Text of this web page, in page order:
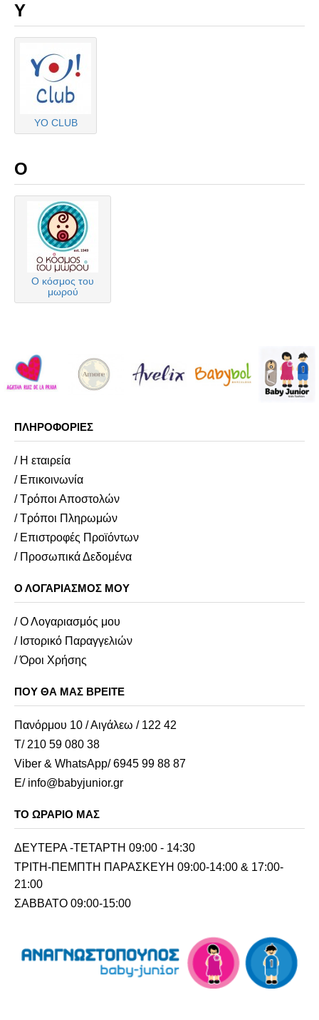
Y
YO CLUB
Ο
Ο κόσμος του
μωρού
ΠΛΗΡΟΦΟΡΊΕΣ
/ Η εταιρεία
/ Επικοινωνία
/ Τρόποι Αποστολών
/ Τρόποι Πληρωμών
/ Επιστροφές Προϊόντων
/ Προσωπικά Δεδομένα
Ο ΛΟΓΑΡΙΑΣΜΌΣ ΜΟΥ
/ Ο Λογαριασμός μου
/ Ιστορικό Παραγγελιών
/ Όροι Χρήσης
ΠΟΥ ΘΑ ΜΑΣ ΒΡΕΊΤΕ
Πανόρμου 10 / Αιγάλεω / 122 42
Τ/ 210 59 080 38
Viber & WhatsApp/ 6945 99 88 87
E/ info@babyjunior.gr
ΤΟ ΩΡΆΡΙΟ ΜΑΣ
ΔΕΥΤΕΡΑ -ΤΕΤΑΡΤΗ 09:00 - 14:30
ΤΡΙΤΗ-ΠΕΜΠΤΗ ΠΑΡΑΣΚΕΥΗ 09:00-14:00 & 17:00-
21:00
ΣΑΒΒΑΤΟ 09:00-15:00